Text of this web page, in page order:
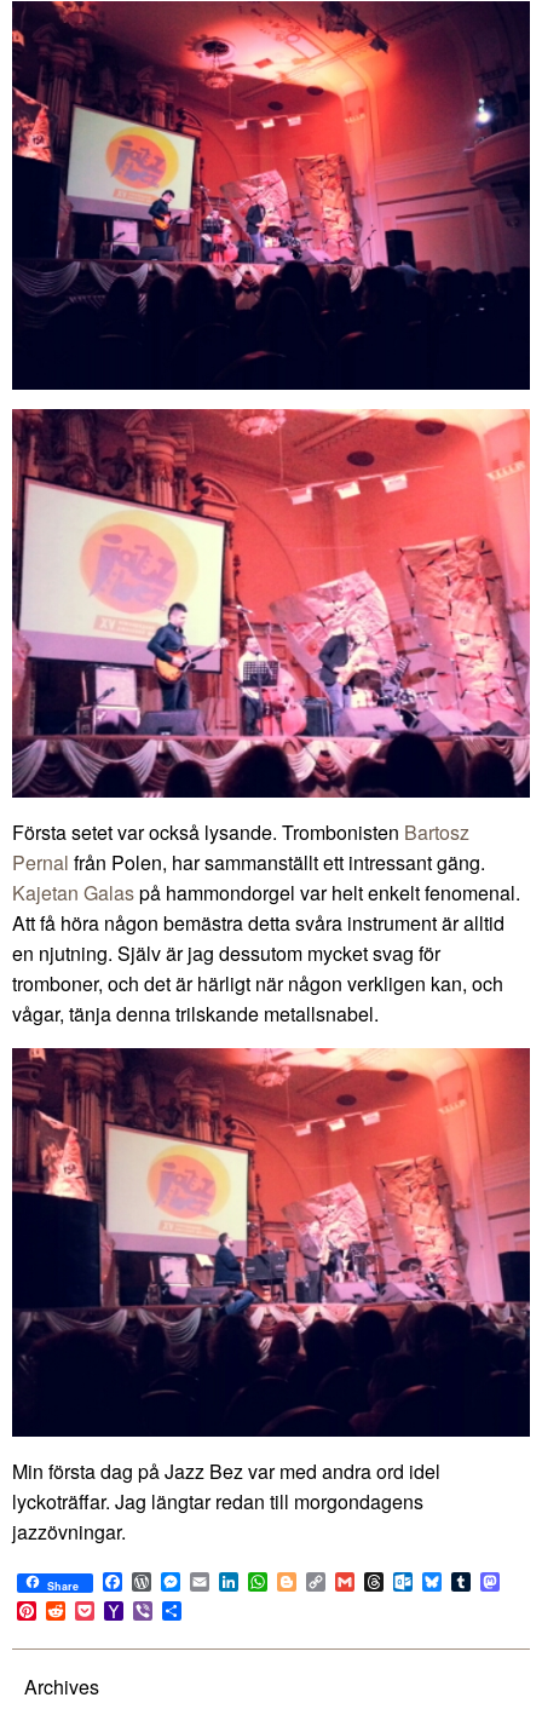
Första setet var också lysande. Trombonisten Bartosz
Pernal från Polen, har sammanställt ett intressant gäng.
Kajetan Galaspå hammondorgel var helt enkelt fenomenal.
Att få höra någon bemästra detta svåra instrument är alltid
en njutning. Själv är jag dessutom mycket svag för
tromboner, och det är härligt när någon verkligen kan, och
vågar, tänja denna trilskande metallsnabel.
Min första dag på Jazz Bez var med andra ord idel
lyckoträffar. Jag längtar redan till morgondagens
jazzövningar.
Share Facebook
WordPress
Messenger
EmailLinkedIn
WhatsApp
BloggerCopy
Link
GmailThreadsOutlook.com
BlueskyTumblr
Pinterest
RedditPocketYahoo
Mail
Viber
Archives